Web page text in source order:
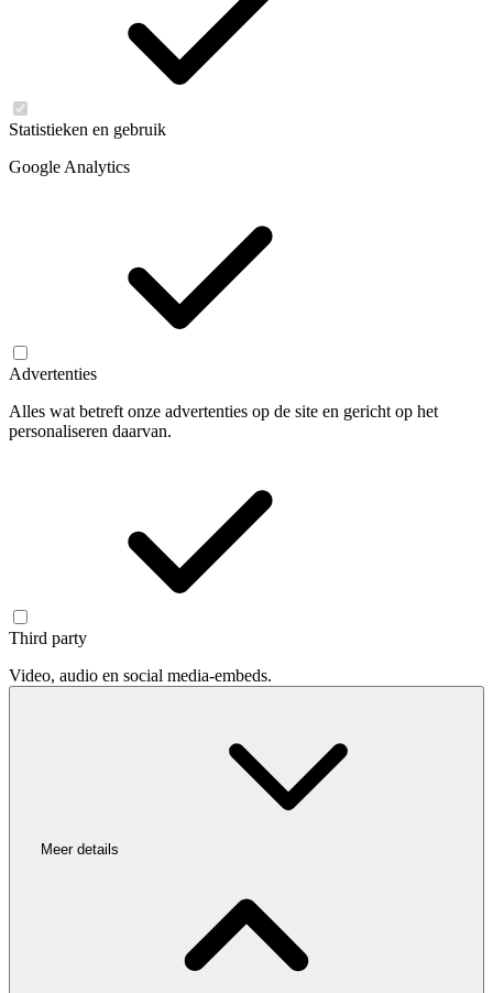
Statistieken en gebruik
Google Analytics
Advertenties
Alles wat betreft onze advertenties op de site en gericht op het
personaliseren daarvan.
Third party
Video, audio en social media-embeds.
Meer details